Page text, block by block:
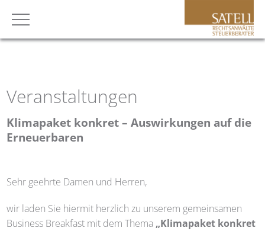
Veranstaltungen
Klimapaket konkret – Auswirkungen auf die
Erneuerbaren
Sehr geehrte Damen und Herren,
wir laden Sie hiermit herzlich zu unserem gemeinsamen
Business Breakfast mit dem Thema „Klimapaket konkret